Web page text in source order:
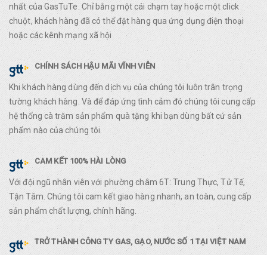
nhất của GasTuTe. Chỉ bằng một cái chạm tay hoặc một click
chuột, khách hàng đã có thể đặt hàng qua ứng dụng điện thoại
hoặc các kênh mạng xã hội
CHÍNH SÁCH HẬU MÃI VĨNH VIỄN
Khi khách hàng dùng đến dịch vụ của chúng tôi luôn trân trọng
tường khách hàng. Và để đáp ứng tình cảm đó chúng tôi cung cấp
hệ thống cà trăm sản phẩm quà tặng khi bạn dùng bất cứ sản
phẩm nào của chúng tôi.
CAM KẾT 100% HÀI LÒNG
Với đội ngũ nhân viên với phường châm 6T: Trung Thực, Tử Tế,
Tận Tâm. Chúng tôi cam kết giao hàng nhanh, an toàn, cung cấp
sản phẩm chất lượng, chính hãng.
TRỞ THÀNH CÔNG TY GAS, GẠO, NƯỚC SỐ 1 TẠI VIỆT NAM